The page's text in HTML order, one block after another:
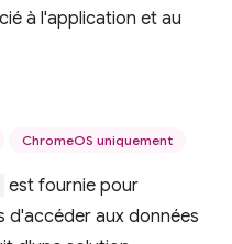
à l'application et au
ChromeOS uniquement
est fournie pour
d'accéder aux données